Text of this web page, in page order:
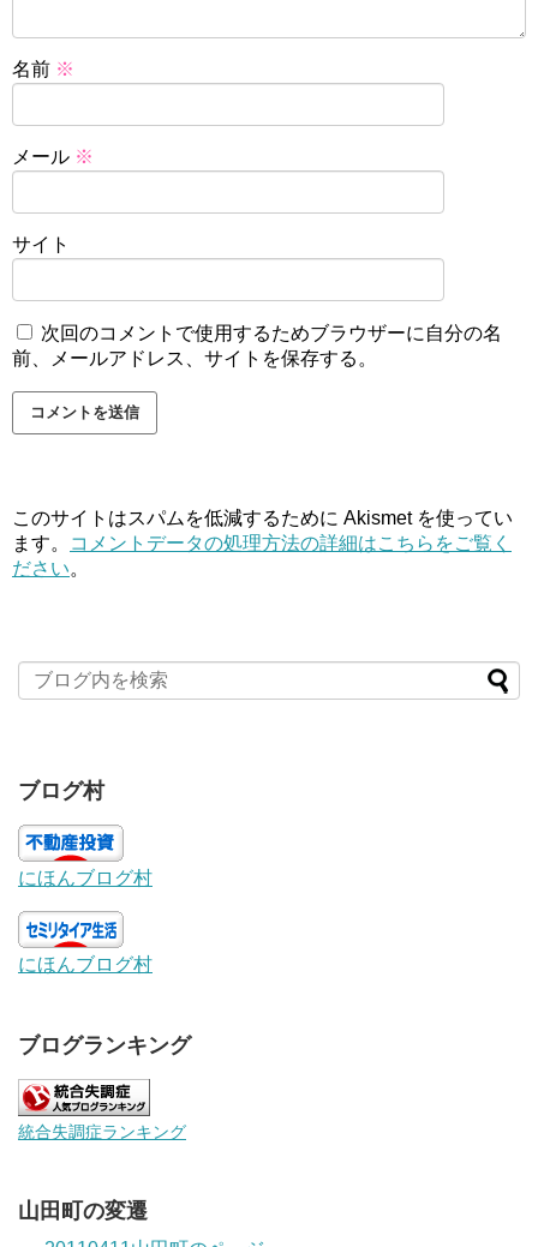
名前 ※
メール ※
サイト
次回のコメントで使用するためブラウザーに自分の名
前、メールアドレス、サイトを保存する。
このサイトはスパムを低減するために Akismet を使ってい
ます。
コメントデータの処理方法の詳細はこちらをご覧く
ださい。
ブログ村
にほんブログ村
にほんブログ村
ブログランキング
統合失調症ランキング
山田町の変遷